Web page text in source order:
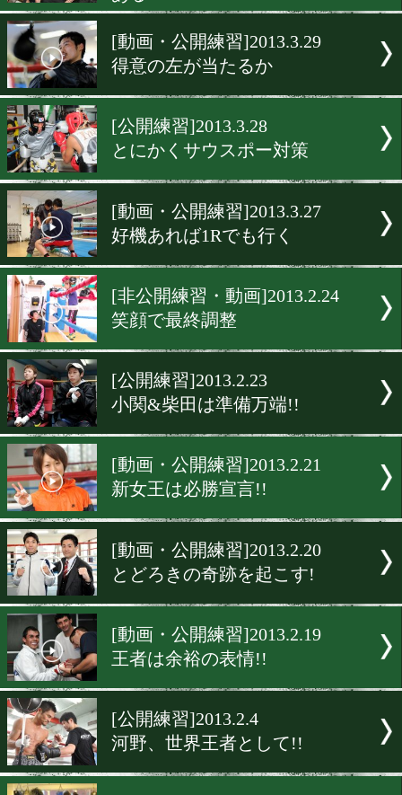
[動画・公開練習]2013.4.1
勝つことが一番大事!!
[動画・公開練習]2013.3.30
能力は相手が上だが勝つ自
ある
[動画・公開練習]2013.3.29
得意の左が当たるか
[公開練習]2013.3.28
とにかくサウスポー対策
[動画・公開練習]2013.3.27
[非公開練習・動画
笑顔で最終調整
[公開練習]2013.2.23
小関&柴田は準備万端!!